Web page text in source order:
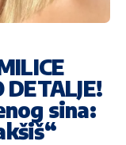
DETALJE!
sina: